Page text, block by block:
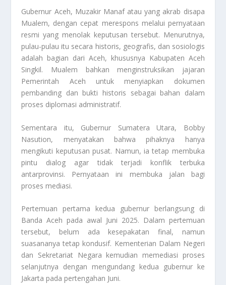
Gubernur Aceh, Muzakir Manaf atau yang akrab disapa
Mualem, dengan cepat merespons melalui pernyataan
resmi yang menolak keputusan tersebut. Menurutnya,
pulau-pulau itu secara historis, geografis, dan sosiologis
adalah bagian dari Aceh, khususnya Kabupaten Aceh
Singkil. Mualem bahkan menginstruksikan jajaran
Pemerintah Aceh untuk menyiapkan dokumen
pembanding dan bukti historis sebagai bahan dalam
proses diplomasi administratif.
Sementara itu, Gubernur Sumatera Utara, Bobby
Nasution, menyatakan bahwa pihaknya hanya
mengikuti keputusan pusat. Namun, ia tetap membuka
pintu dialog agar tidak terjadi konflik terbuka
antarprovinsi. Pernyataan ini membuka jalan bagi
proses mediasi.
Pertemuan pertama kedua gubernur berlangsung di
Banda Aceh pada awal Juni 2025. Dalam pertemuan
tersebut, belum ada kesepakatan final, namun
suasananya tetap kondusif. Kementerian Dalam Negeri
dan Sekretariat Negara kemudian memediasi proses
selanjutnya dengan mengundang kedua gubernur ke
Jakarta pada pertengahan Juni.